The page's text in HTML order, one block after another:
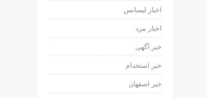
اخبار لیسانس
اخبار مرد
خبر آگهی
خبر استخدام
خبر اصفهان